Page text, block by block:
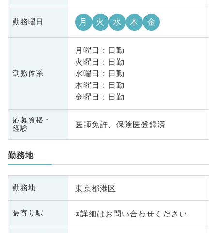
勤務曜日 月 火 水 木 金
勤務体系
月曜日 : 日勤
火曜日 : 日勤
水曜日 : 日勤
木曜日 : 日勤
金曜日 : 日勤
応募資格・
経験
医師免許、保険医登録済
勤務地
勤務地 東京都港区
最寄り駅 ※詳細はお問い合わせください